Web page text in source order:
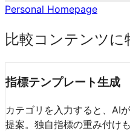
Personal Homepage
比較コンテンツに
指標テンプレート生成
カテゴリを入力すると、AI
提案。独自指標の重み付け